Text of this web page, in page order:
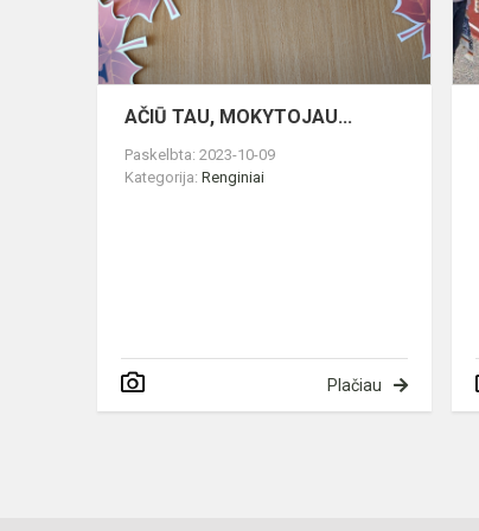
AČIŪ TAU, MOKYTOJAU...
Paskelbta: 2023-10-09
Kategorija: Renginiai
Plačiau